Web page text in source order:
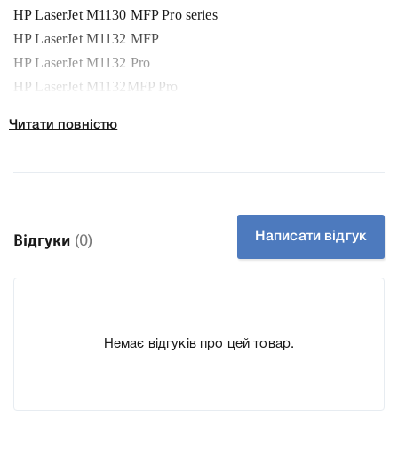
HP LaserJet M1130 MFP Pro series
HP LaserJet M1132 MFP
HP LaserJet M1132 Pro
HP LaserJet M1132MFP Pro
HP LaserJet M1137 Pro
HP LaserJet M1214nfh Pro
HP LaserJet M1217 Pro
HP LaserJet P1101 Pro
Читати повністю
Відгуки (0) Написати відгук
Немає відгуків про цей товар.